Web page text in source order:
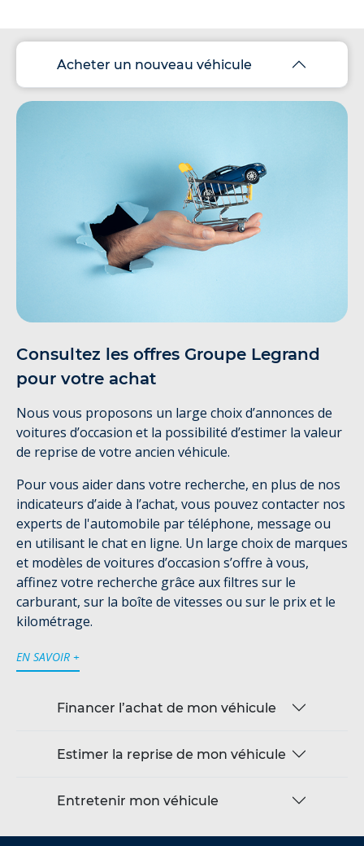
Acheter un nouveau véhicule
Consultez les offres Groupe Legrand
pour votre achat
Nous vous proposons un large choix d’annonces de
voitures d’occasion et la possibilité d’estimer la valeur
de reprise de votre ancien véhicule.
Pour vous aider dans votre recherche, en plus de nos
indicateurs d’aide à l’achat, vous pouvez contacter nos
experts de l'automobile par téléphone, message ou
en utilisant le chat en ligne. Un large choix de marques
et modèles de voitures d’occasion s’offre à vous,
affinez votre recherche grâce aux filtres sur le
carburant, sur la boîte de vitesses ou sur le prix et le
kilométrage.
EN SAVOIR +
Financer l’achat de mon véhicule
Estimer la reprise de mon véhicule
Entretenir mon véhicule